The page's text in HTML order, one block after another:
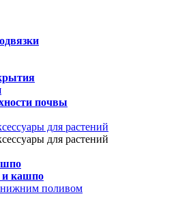
почвы
для растений
для растений
и кашпо
нижним поливом